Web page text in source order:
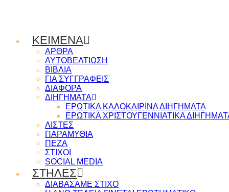
ΚΕΙΜΕΝΑ
ΑΡΘΡΑ
ΑΥΤΟΒΕΛΤΙΩΣΗ
ΒΙΒΛΙΑ
ΓΙΑ ΣΥΓΓΡΑΦΕΙΣ
ΔΙΑΦΟΡΑ
ΔΙΗΓΗΜΑΤΑ
ΕΡΩΤΙΚΑ ΚΑΛΟΚΑΙΡΙΝΑ ΔΙΗΓΗΜΑΤΑ
ΕΡΩΤΙΚΑ ΧΡΙΣΤΟΥΓΕΝΝΙΑΤΙΚΑ
ΛΙΣΤΕΣ
ΠΑΡΑΜΥΘΙΑ
ΠΕΖΑ
ΣΤΙΧΟΙ
SOCIAL MEDIA
ΣΤΗΛΕΣ
ΔΙΑΒΑΣΑΜΕ ΣΤΙΧΟ